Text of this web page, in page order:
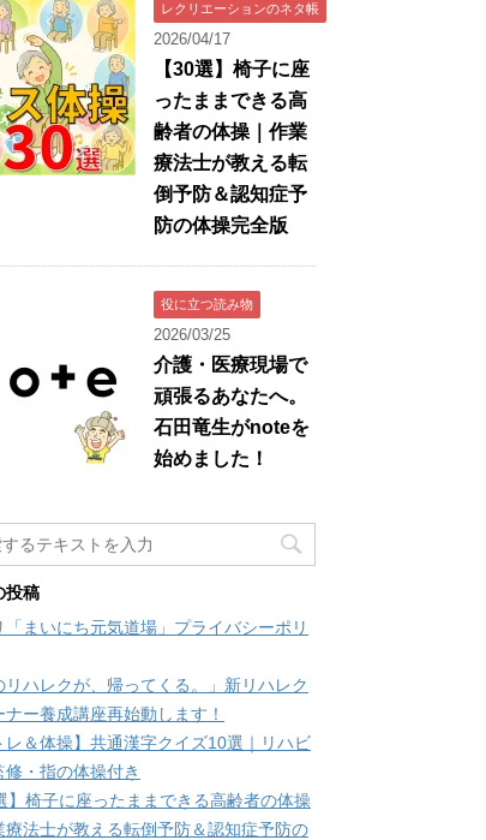
レクリエーションのネタ帳
2026/04/17
【30選】椅子に座
ったままできる高
齢者の体操｜作業
療法士が教える転
倒予防＆認知症予
防の体操完全版
役に立つ読み物
2026/03/25
介護・医療現場で
頑張るあなたへ。
石田竜生がnoteを
始めました！
投稿
「まいにち元気道場」プライバシーポリ
リハレクが、帰ってくる。」新リハレク
ナー養成講座再始動します！
レ＆体操】共通漢字クイズ10選｜リハビ
修・指の体操付き
】椅子に座ったままできる高齢者の体操
療法士が教える転倒予防＆認知症予防の